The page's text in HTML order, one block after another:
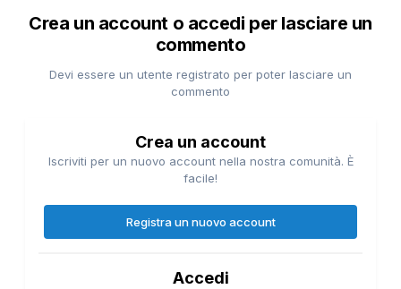
Crea un account o accedi per lasciare un
commento
Devi essere un utente registrato per poter lasciare un
commento
Crea un account
Iscriviti per un nuovo account nella nostra comunità. È
facile!
Registra un nuovo account
Accedi